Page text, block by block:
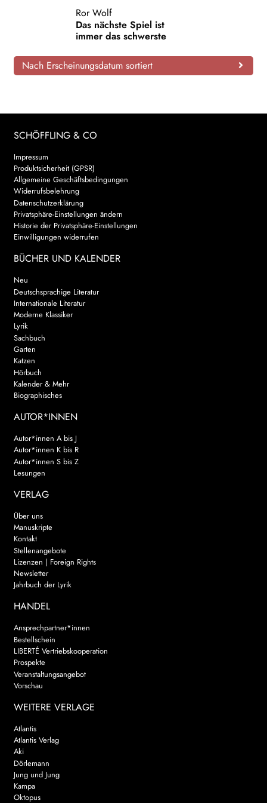
WEITERE VERLAGE
Search:
Ror Wolf
Das nächste Spiel ist
immer das schwerste
Nach Erscheinungsdatum sortiert
SCHÖFFLING & CO
Impressum
Produktsicherheit (GPSR)
Allgemeine Geschäftsbedingungen
Widerrufsbelehrung
Datenschutzerklärung
Privatsphäre-Einstellungen ändern
Historie der Privatsphäre-Einstellungen
Einwilligungen widerrufen
BÜCHER UND KALENDER
Neu
Deutschsprachige Literatur
Internationale Literatur
Moderne Klassiker
Lyrik
Sachbuch
Garten
Katzen
Hörbuch
Kalender & Mehr
Biographisches
AUTOR*INNEN
Autor*innen A bis J
Autor*innen K bis R
Autor*innen S bis Z
Lesungen
VERLAG
Über uns
Manuskripte
Kontakt
Stellenangebote
Lizenzen | Foreign Rights
Newsletter
Jahrbuch der Lyrik
HANDEL
Ansprechpartner*innen
Bestellschein
LIBERTÉ Vertriebskooperation
Prospekte
Veranstaltungsangebot
Vorschau
WEITERE VERLAGE
Atlantis
Atlantis Verlag
Aki
Dörlemann
Jung und Jung
Kampa
Oktopus